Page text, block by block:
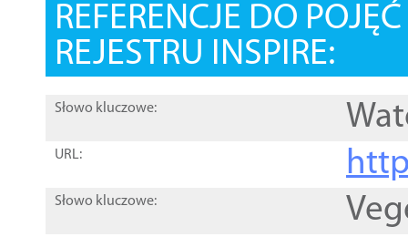
REFERENCJE DO
REJESTRU INSPIRE:
Słowo kluczowe:
URL:
Słowo kluczowe: